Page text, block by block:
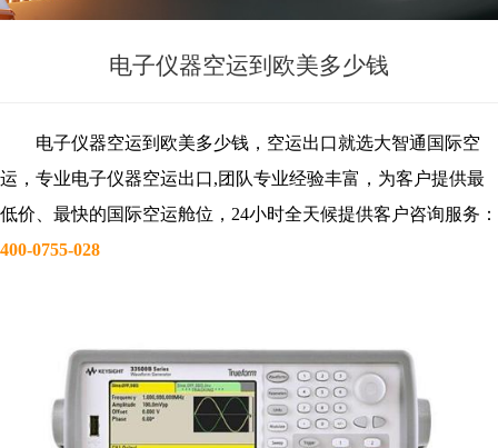
增值服务 +
联系我们 +
电子仪器空运到欧美多少钱
电子仪器空运到欧美多少钱，空运出口就选大智通国际空
运，专业电子仪器空运出口,团队专业经验丰富，为客户提供最
低价、最快的国际空运舱位，24小时全天候提供客户咨询服务：
400-0755-028